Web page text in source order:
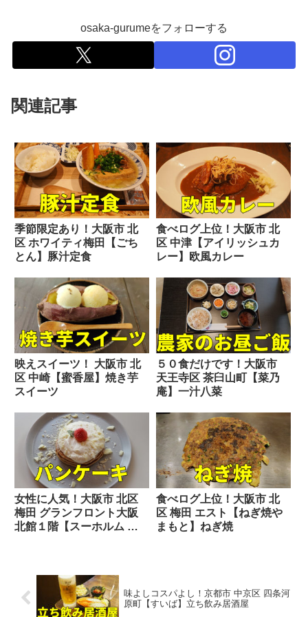
osaka-gurumeをフォローする
関連記事
季節限定あり！大阪市 北
区 ホワイティ梅田【ごち
とん】豚汁定食
食べログ上位！大阪市 北
区 中津【アイリッシュカ
レー】欧風カレー
映えスイーツ！ 大阪市 北
区 中崎【蜜香屋】焼き芋
スイーツ
５０食だけです！大阪市
天王寺区 茶臼山町【菜乃
庵】一汁八菜
女性に人気！大阪市 北区
梅田 グランフロント大阪
北館１階【スーホルム カ
食べログ上位！大阪市 北
区 梅田 エスト【ねぎ焼や
まもと】ねぎ焼
味よしコスパよし！京都市 中京区 四条河
原町【すいば】立ち飲み居酒屋